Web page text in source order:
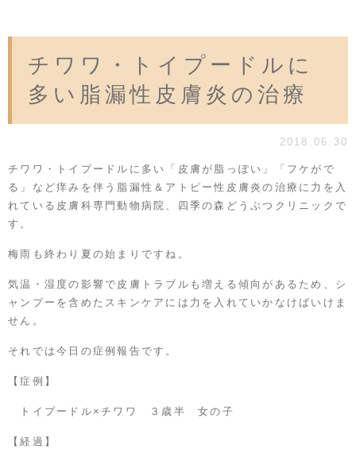
チワワ・トイプードルに
多い脂漏性皮膚炎の治療
2018.06.30
チワワ・トイプードルに多い「皮膚が脂っぽい」「フケがで
る」など痒みを伴う脂漏性＆アトピー性皮膚炎の治療に力を入
れている皮膚科専門動物病院、四季の森どうぶつクリニックで
す。
梅雨も終わり夏の始まりですね。
気温・湿度の影響で皮膚トラブルも増える傾向があるため、シ
ャンプーを含めたスキンケアには力を入れていかなけばいけま
せん。
それでは今日の症例報告です。
【症例】
トイプードル×チワワ ３歳半 女の子
【経過】